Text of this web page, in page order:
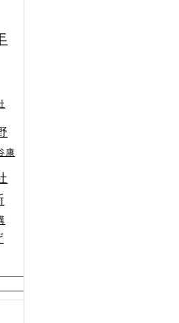
康